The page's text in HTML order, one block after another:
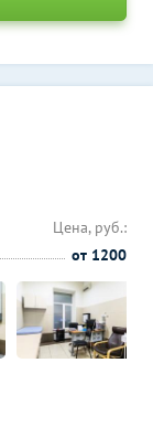
Цена, руб.:
от 1200